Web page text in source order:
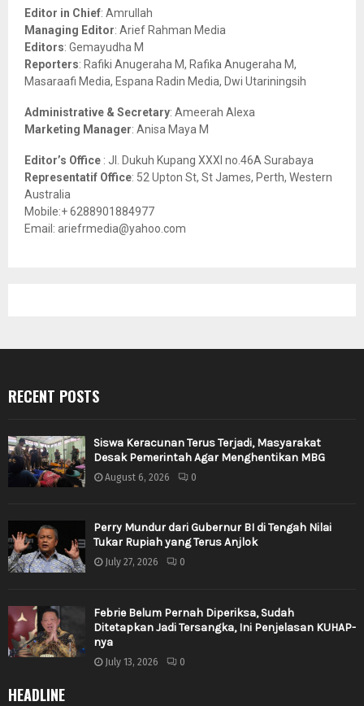
o
r
:
Editor in Chief: Amrullah
Managing Editor: Arief Rahman Media
Editors: Gemayudha M
Reporters: Rafiki Anugeraha M, Rafika Anugeraha M,
Masaraafi Media, Espana Radin Media, Dwi Utariningsih
Administrative & Secretary: Ameerah Alexa
Marketing Manager: Anisa Maya M
Editor’s Office : Jl. Dukuh Kupang XXXI no.46A Surabaya
Representatif Office: 52 Upton St, St James, Perth, Western
Australia
Mobile:+ 6288901884977
Email: ariefrmedia@yahoo.com
RECENT POSTS
Siswa Keracunan Terus Terjadi, Masyarakat
Desak Pemerintah Agar Menghentikan MBG
August 6, 2026 0
Perry Mundur dari Gubernur BI di Tengah Nilai
Tukar Rupiah yang Terus Anjlok
July 27, 2026 0
Febrie Belum Pernah Diperiksa, Sudah
Ditetapkan Jadi Tersangka, Ini Penjelasan KUHAP-
nya
July 13, 2026 0
HEADLINE